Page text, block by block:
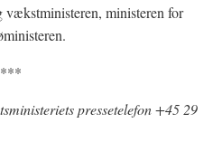
vækstministeren, ministeren for
***
pressetelefon +45 29